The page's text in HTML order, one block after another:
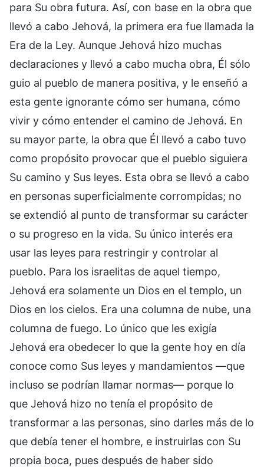
para Su obra futura. Así, con base en la obra que
llevó a cabo Jehová, la primera era fue llamada la
Era de la Ley. Aunque Jehová hizo muchas
declaraciones y llevó a cabo mucha obra, Él sólo
guio al pueblo de manera positiva, y le enseñó a
esta gente ignorante cómo ser humana, cómo
vivir y cómo entender el camino de Jehová. En
su mayor parte, la obra que Él llevó a cabo tuvo
como propósito provocar que el pueblo siguiera
Su camino y Sus leyes. Esta obra se llevó a cabo
en personas superficialmente corrompidas; no
se extendió al punto de transformar su carácter
o su progreso en la vida. Su único interés era
usar las leyes para restringir y controlar al
pueblo. Para los israelitas de aquel tiempo,
Jehová era solamente un Dios en el templo, un
Dios en los cielos. Era una columna de nube, una
columna de fuego. Lo único que les exigía
Jehová era obedecer lo que la gente hoy en día
conoce como Sus leyes y mandamientos —que
incluso se podrían llamar normas— porque lo
que Jehová hizo no tenía el propósito de
transformar a las personas, sino darles más de lo
que debía tener el hombre, e instruirlas con Su
propia boca, pues después de haber sido